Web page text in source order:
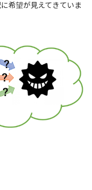
希望が見えてきていま